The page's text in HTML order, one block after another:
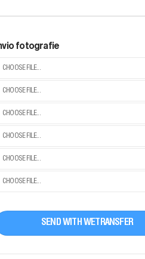
fotografie
CHOOSE FILE...
CHOOSE FILE...
CHOOSE FILE...
CHOOSE FILE...
CHOOSE FILE...
CHOOSE FILE...
SEND WITH WETRANSFER